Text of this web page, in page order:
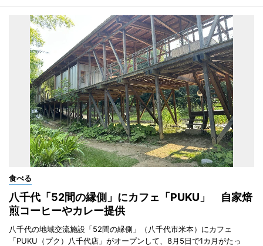
食べる
八千代「52間の縁側」にカフェ「PUKU」 自家焙
煎コーヒーやカレー提供
八千代の地域交流施設「52間の縁側」（八千代市米本）にカフェ
「PUKU（プク）八千代店」がオープンして、8月5日で1カ月がたっ